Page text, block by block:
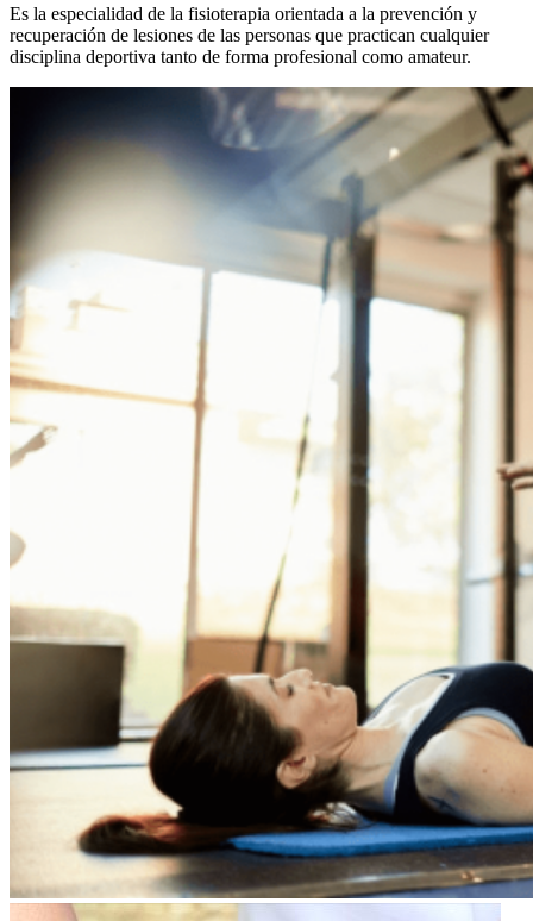
Es la especialidad de la fisioterapia orientada a la prevención y
recuperación de lesiones de las personas que practican cualquier
disciplina deportiva tanto de forma profesional como amateur.